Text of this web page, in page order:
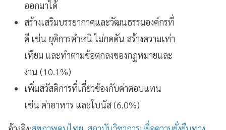
ออกมาได้
สร้างเสริมบรรยากาศและวัฒนธรรมองค์กรที่
ดี เช่น ยุติการตำหนิ ไม่กดดัน สร้างความเท่า
เทียม และทำตามข้อตกลงของกฏหมายและ
งาน (10.1%)
เพิ่มสวัสดิการที่เกี่ยวข้องกับค่าตอบแทน
เช่น ค่าอาหาร และโบนัส (6.0%)